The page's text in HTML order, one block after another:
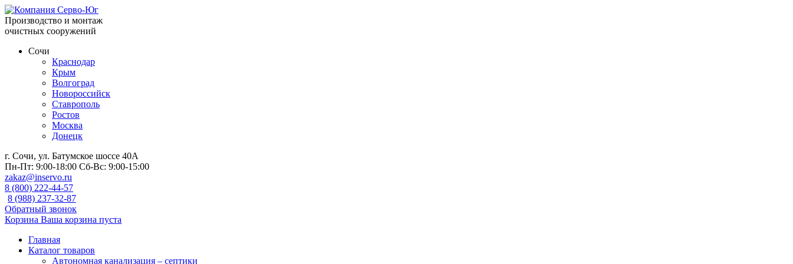
Производство и монтаж
очистных сооружений
Сочи
Краснодар
Крым
Волгоград
Новороссийск
Ставрополь
Ростов
Москва
Донецк
г. Сочи, ул. Батумское шоссе 40А
Пн-Пт: 9:00-18:00 Сб-Вс: 9:00-15:00
zakaz@inservo.ru
8 (800) 222-44-57
8 (988) 237-32-87
Обратный звонок
Корзина Ваша корзина пуста
Главная
Каталог товаров
Автономная канализация – септики